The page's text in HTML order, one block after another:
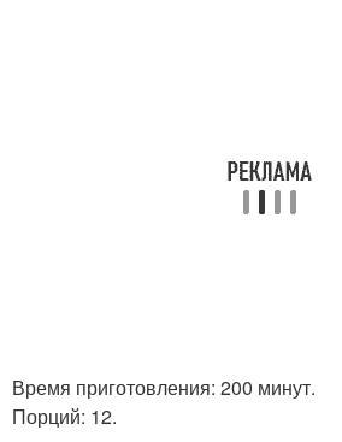
Время приготовления: 200 минут.
Порций: 12.